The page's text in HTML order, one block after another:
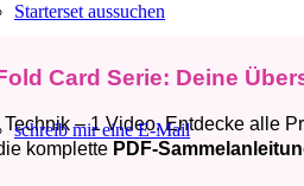
Starterset aussuchen
schreib mir eine E-Mail
Card Serie: Deine
– 1 Video. Entdecke alle
komplette PDF-